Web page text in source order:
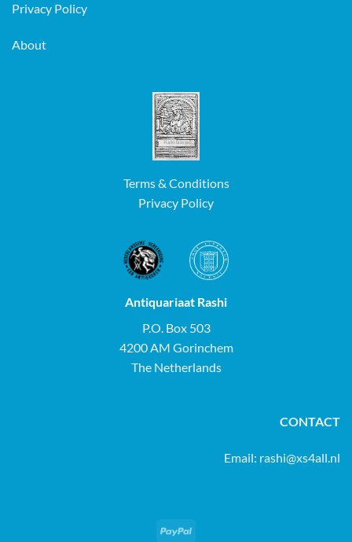
Privacy Policy
About
Terms & Conditions
Privacy Policy
Antiquariaat Rashi
P.O. Box 503
4200 AM Gorinchem
The Netherlands
CONTACT
Email: rashi@xs4all.nl
PayPal